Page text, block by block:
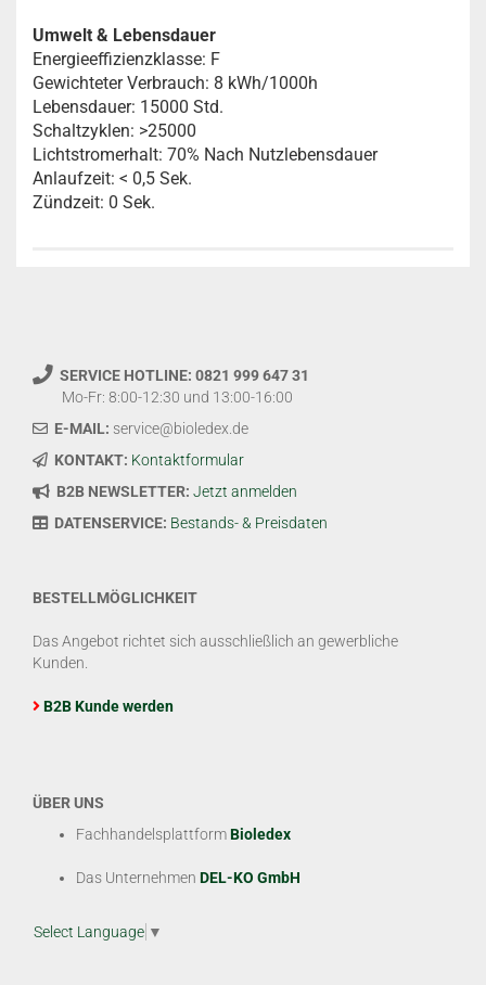
Umwelt & Lebensdauer
Energieeffizienzklasse: F
Gewichteter Verbrauch: 8 kWh/1000h
Lebensdauer: 15000 Std.
Schaltzyklen: >25000
Lichtstromerhalt: 70% Nach Nutzlebensdauer
Anlaufzeit: < 0,5 Sek.
Zündzeit: 0 Sek.
SERVICE HOTLINE: 0821 999 647 31
Mo-Fr: 8:00-12:30 und 13:00-16:00
E-MAIL: service@bioledex.de
KONTAKT: Kontaktformular
B2B NEWSLETTER: Jetzt anmelden
DATENSERVICE: Bestands- & Preisdaten
BESTELLMÖGLICHKEIT
Das Angebot richtet sich ausschließlich an gewerbliche
Kunden.
B2B Kunde werden
ÜBER UNS
FachhandelsplattformBioledex
Das Unternehmen DEL-KO GmbH
Select Language ▼